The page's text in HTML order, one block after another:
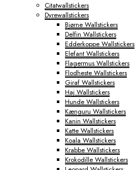
Citatwallstickers
Dyrewallstickers
Bjørne Wallstickers
Delfin Wallstickers
Edderkoppe Wallstickers
Elefant Wallstickers
Flagermus Wallstickers
Flodheste Wallstickers
Giraf Wallstickers
Haj Wallstickers
Hunde Wallstickers
Kænguru Wallstickers
Kanin Wallstickers
Katte Wallstickers
Koala Wallstickers
Krabbe Wallstickers
Krokodille Wallstickers